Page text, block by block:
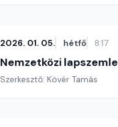
2026. 01. 05. hétfő 8:17
Nemzetközi lapszemle
Szerkesztő: Kövér Tamás